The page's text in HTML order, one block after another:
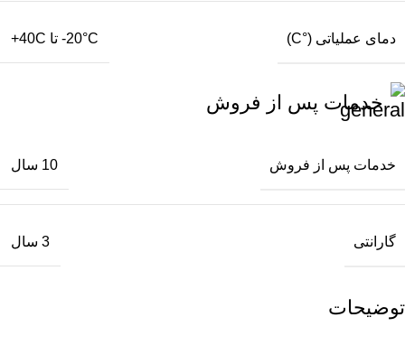
توضیحات
دمای عملیاتی (°C) 20°C- تا 40C+
خدمات پس از فروش
خدمات پس از فروش 10 سال
گارانتی 3 سال